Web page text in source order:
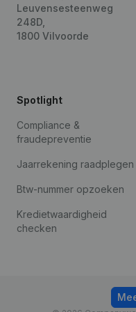
Leuvensesteenweg
248D,
1800 Vilvoorde
Spotlight
Compliance &
fraudepreventie
Jaarrekening raadplegen
Btw-nummer opzoeken
Kredietwaardigheid
checken